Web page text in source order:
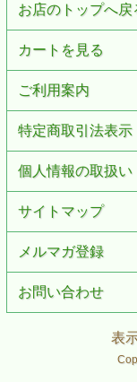
お店のトップへ戻
カートを見る
ご利用案内
特定商取引法表示
個人情報の取扱い
サイトマップ
メルマガ登録
お問い合わせ
表